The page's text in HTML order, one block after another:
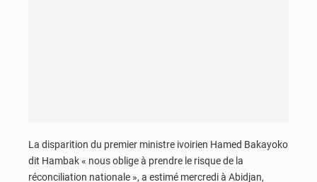
La disparition du premier ministre ivoirien Hamed Bakayoko
dit Hambak « nous oblige à prendre le risque de la
réconciliation nationale », a estimé mercredi à Abidjan,